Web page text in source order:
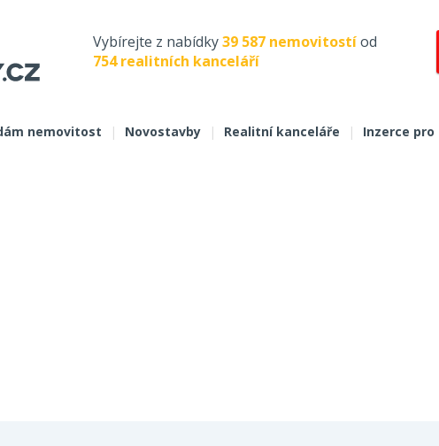
Vybírejte z nabídky39 587 nemovitostíod
754 realitních kanceláří
nemovitost | Novostavby | Realitní kanceláře | Inzerce pro